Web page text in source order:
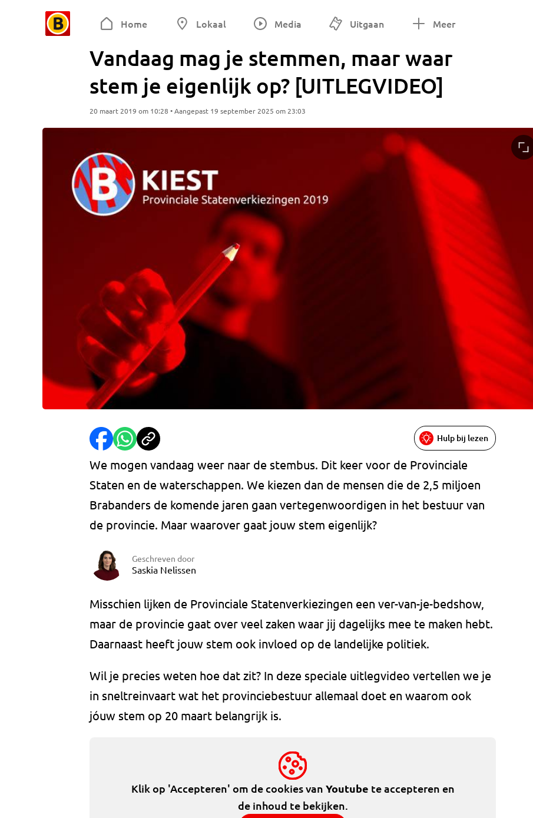
Home Lokaal Media Uitgaan Meer
Vandaag mag je stemmen, maar waar
stem je eigenlijk op? [UITLEGVIDEO]
20 maart 2019 om 10:28 • Aangepast 19 september 2025 om 23:03
Hulp bij lezen
We mogen vandaag weer naar de stembus. Dit keer voor de Provinciale
Staten en de waterschappen. We kiezen dan de mensen die de 2,5 miljoen
Brabanders de komende jaren gaan vertegenwoordigen in het bestuur van
de provincie. Maar waarover gaat jouw stem eigenlijk?
Geschreven door
Saskia Nelissen
Misschien lijken de Provinciale Statenverkiezingen een ver-van-je-bedshow,
maar de provincie gaat over veel zaken waar jij dagelijks mee te maken hebt.
Daarnaast heeft jouw stem ook invloed op de landelijke politiek.
Wil je precies weten hoe dat zit? In deze speciale uitlegvideo vertellen we je
in sneltreinvaart wat het provinciebestuur allemaal doet en waarom ook
jóuw stem op 20 maart belangrijk is.
Klik op 'Accepteren' om de cookies van Youtube te accepteren en
de inhoud te bekijken.